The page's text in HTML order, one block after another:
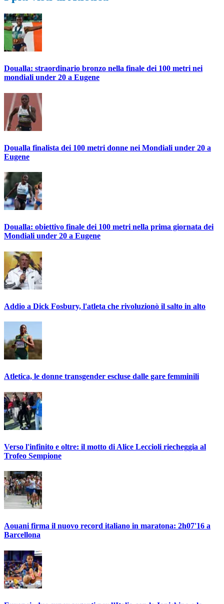
Doualla: straordinario bronzo nella finale dei 100 metri nei
mondiali under 20 a Eugene
Doualla finalista dei 100 metri donne nei Mondiali under 20 a
Eugene
Doualla: obiettivo finale dei 100 metri nella prima giornata dei
Mondiali under 20 a Eugene
Addio a Dick Fosbury, l'atleta che rivoluzionò il salto in alto
Atletica, le donne transgender escluse dalle gare femminili
Verso l'infinito e oltre: il motto di Alice Leccioli riecheggia al
Trofeo Sempione
Aouani firma il nuovo record italiano in maratona: 2h07'16 a
Barcellona